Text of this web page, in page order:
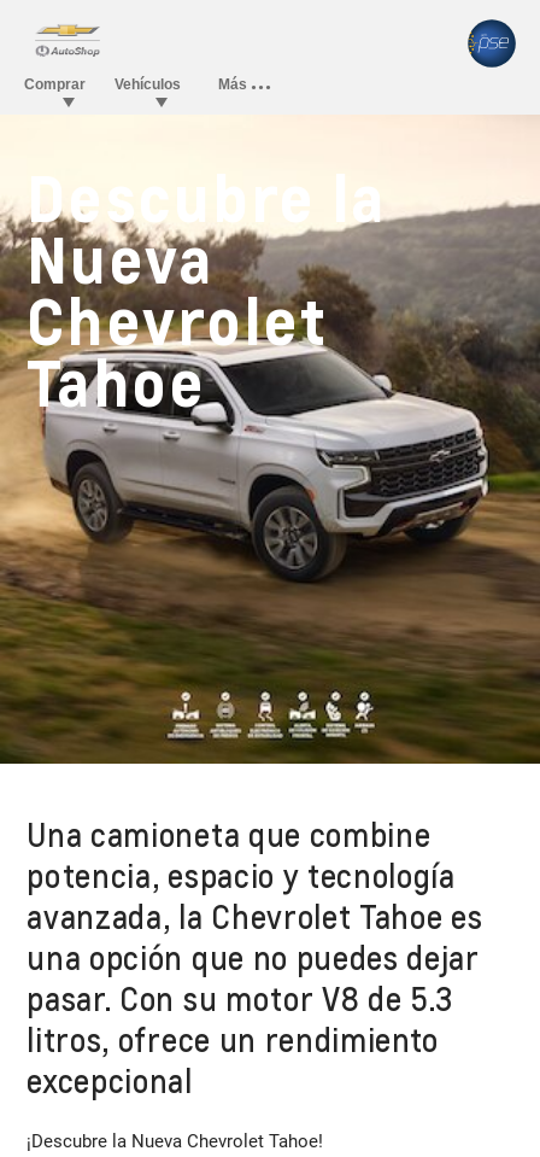
Descubre la
Nueva
Chevrolet
Tahoe
Una camioneta que combine
potencia, espacio y tecnología
avanzada, la Chevrolet Tahoe es
una opción que no puedes dejar
pasar. Con su motor V8 de 5.3
litros, ofrece un rendimiento
excepcional
¡Descubre la Nueva Chevrolet Tahoe!